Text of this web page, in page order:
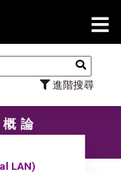
進階搜尋
度第2學
論
LAN)